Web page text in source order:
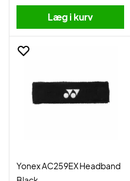
Læg i kurv
Yonex AC259EX Headband